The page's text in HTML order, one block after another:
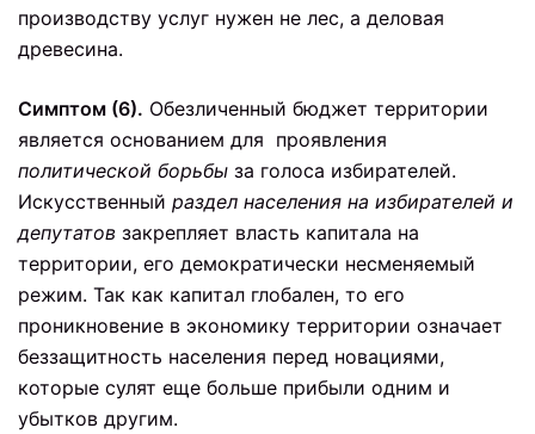
производству услуг нужен не лес, а деловая
древесина.
Симптом (6). Обезличенный бюджет территории
является основанием для проявления
политической борьбы за голоса избирателей.
Искусственный раздел населения на избирателей и
депутатов закрепляет власть капитала на
территории, его демократически несменяемый
режим. Так как капитал глобален, то его
проникновение в экономику территории означает
беззащитность населения перед новациями,
которые сулят еще больше прибыли одним и
убытков другим.